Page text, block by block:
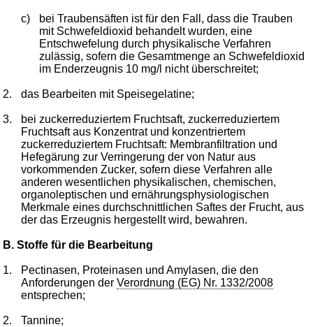
c)
bei Traubensäften ist für den Fall, dass die Trauben
mit Schwefeldioxid behandelt wurden, eine
Entschwefelung durch physikalische Verfahren
zulässig, sofern die Gesamtmenge an Schwefeldioxid
im Enderzeugnis 10 mg/l nicht überschreitet;
2. das Bearbeiten mit Speisegelatine;
3.
bei zuckerreduziertem Fruchtsaft, zuckerreduziertem
Fruchtsaft aus Konzentrat und konzentriertem
zuckerreduziertem Fruchtsaft: Membranfiltration und
Hefegärung zur Verringerung der von Natur aus
vorkommenden Zucker, sofern diese Verfahren alle
anderen wesentlichen physikalischen, chemischen,
organoleptischen und ernährungsphysiologischen
Merkmale eines durchschnittlichen Saftes der Frucht, aus
der das Erzeugnis hergestellt wird, bewahren.
B. Stoffe für die Bearbeitung
1.
Pectinasen, Proteinasen und Amylasen, die den
Anforderungen derVerordnung (EG) Nr. 1332/2008
entsprechen;
2. Tannine;